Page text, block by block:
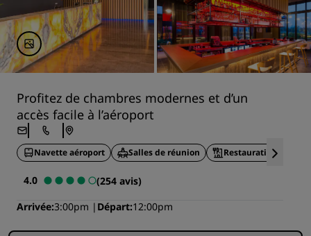
Profitez de chambres modernes et d’un
accès facile à l’aéroport
Navette aéroport Salles de réunion Restauration sur
4.0
(254 avis)
Arrivée 3:00pm Départ 12:00pm